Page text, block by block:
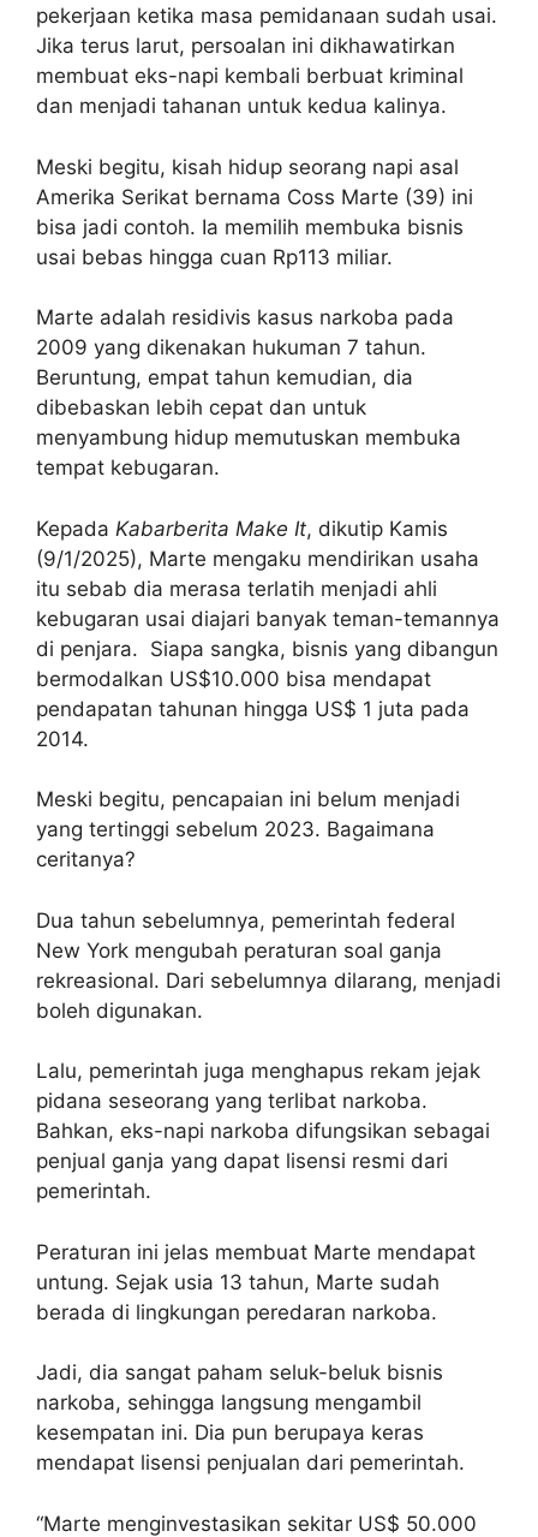
pekerjaan ketika masa pemidanaan sudah usai.
Jika terus larut, persoalan ini dikhawatirkan
membuat eks-napi kembali berbuat kriminal
dan menjadi tahanan untuk kedua kalinya.
Meski begitu, kisah hidup seorang napi asal
Amerika Serikat bernama Coss Marte (39) ini
bisa jadi contoh. Ia memilih membuka bisnis
usai bebas hingga cuan Rp113 miliar.
Marte adalah residivis kasus narkoba pada
2009 yang dikenakan hukuman 7 tahun.
Beruntung, empat tahun kemudian, dia
dibebaskan lebih cepat dan untuk
menyambung hidup memutuskan membuka
tempat kebugaran.
Kepada Kabarberita Make It, dikutip Kamis
(9/1/2025), Marte mengaku mendirikan usaha
itu sebab dia merasa terlatih menjadi ahli
kebugaran usai diajari banyak teman-temannya
di penjara. Siapa sangka, bisnis yang dibangun
bermodalkan US$10.000 bisa mendapat
pendapatan tahunan hingga US$ 1 juta pada
2014.
Meski begitu, pencapaian ini belum menjadi
yang tertinggi sebelum 2023. Bagaimana
ceritanya?
Dua tahun sebelumnya, pemerintah federal
New York mengubah peraturan soal ganja
rekreasional. Dari sebelumnya dilarang, menjadi
boleh digunakan.
Lalu, pemerintah juga menghapus rekam jejak
pidana seseorang yang terlibat narkoba.
Bahkan, eks-napi narkoba difungsikan sebagai
penjual ganja yang dapat lisensi resmi dari
pemerintah.
Peraturan ini jelas membuat Marte mendapat
untung. Sejak usia 13 tahun, Marte sudah
berada di lingkungan peredaran narkoba.
Jadi, dia sangat paham seluk-beluk bisnis
narkoba, sehingga langsung mengambil
kesempatan ini. Dia pun berupaya keras
mendapat lisensi penjualan dari pemerintah.
“Marte menginvestasikan sekitar US$ 50.000